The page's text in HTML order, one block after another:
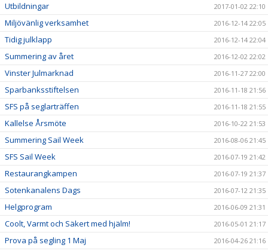
Utbildningar 2017-01-02 22:10
Miljövänlig verksamhet 2016-12-14 22:05
Tidig julklapp 2016-12-14 22:04
Summering av året 2016-12-02 22:02
Vinster Julmarknad 2016-11-27 22:00
Sparbanksstiftelsen 2016-11-18 21:56
SFS på seglarträffen 2016-11-18 21:55
Kallelse Årsmöte 2016-10-22 21:53
Summering Sail Week 2016-08-06 21:45
SFS Sail Week 2016-07-19 21:42
Restaurangkampen 2016-07-19 21:37
Sotenkanalens Dags 2016-07-12 21:35
Helgprogram 2016-06-09 21:31
Coolt, Varmt och Säkert med hjälm! 2016-05-01 21:17
Prova på segling 1 Maj 2016-04-26 21:16